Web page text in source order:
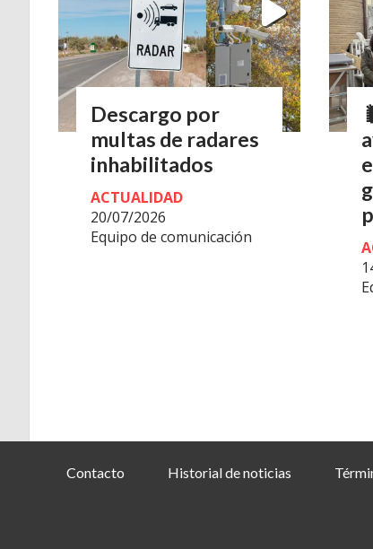
Descargo por
multas de radares
inhabilitados
Equipo de comunicación
ACTUALIDAD
20/07/2026
Contacto Historial de noticias